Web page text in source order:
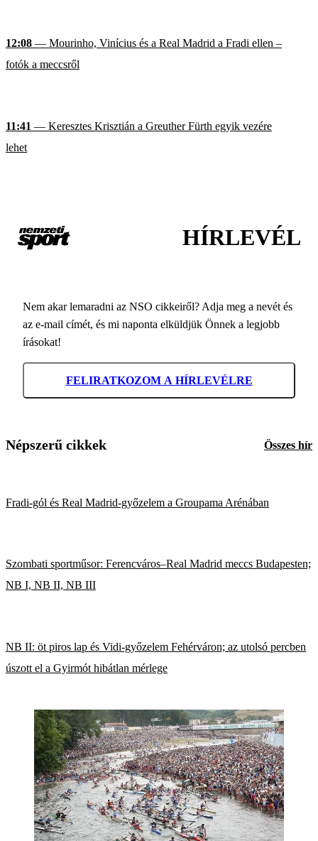
12:08 — Mourinho, Vinícius és a Real Madrid a Fradi ellen –
fotók a meccsről
11:41 — Keresztes Krisztián a Greuther Fürth egyik vezére
lehet
HÍRLEVÉL
Nem akar lemaradni az NSO cikkeiről? Adja meg a nevét és
az e-mail címét, és mi naponta elküldjük Önnek a legjobb
írásokat!
FELIRATKOZOM A HÍRLEVÉLRE
Népszerű cikkek Összes hír
Fradi-gól és Real Madrid-győzelem a Groupama Arénában
Szombati sportműsor: Ferencváros–Real Madrid meccs Budapesten;
NB I, NB II, NB III
NB II: öt piros lap és Vidi-győzelem Fehérváron; az utolsó percben
úszott el a Gyirmót hibátlan mérlege